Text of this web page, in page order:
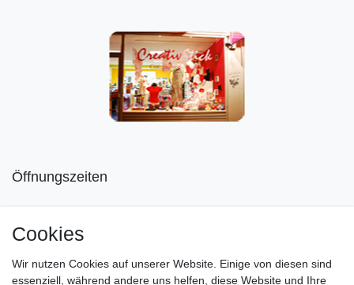
Öffnungszeiten
Di-Fr von 10.00 - 18.30 Uhr
Sa von 11.00 - 16.00 Uhr
Cookies
Wir nutzen Cookies auf unserer Website. Einige von diesen sind
essenziell, während andere uns helfen, diese Website und Ihre